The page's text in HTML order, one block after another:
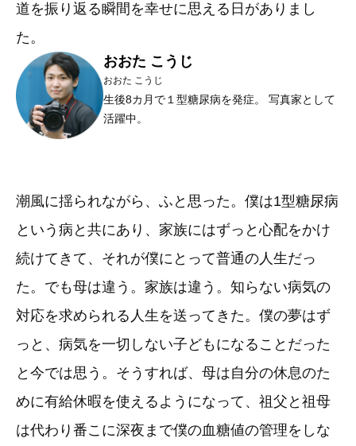
道を振り返る瞬間を幸せに思える日がありまし
た。
おおた こうじ
おおた こうじ
生後8カ月で１型糖尿病を発症。 写真家として
活躍中。
潮風に揺られながら、ふと思った。僕は1型糖尿病
という病と共にあり、家族にはずっと心配をかけ
続けてきて、それが僕にとって普通の人生だっ
た。でも母は違う。家族は違う。知らない病気の
対応を求められる人生を送ってきた。僕の夢はず
っと、病気を一切しない子どもになることだった
と今では思う。そうすれば、母は自分の休息のた
めに有給休暇を使えるようになって、祖父と祖母
は代わり番こに深夜まで僕の血糖値の管理をしな